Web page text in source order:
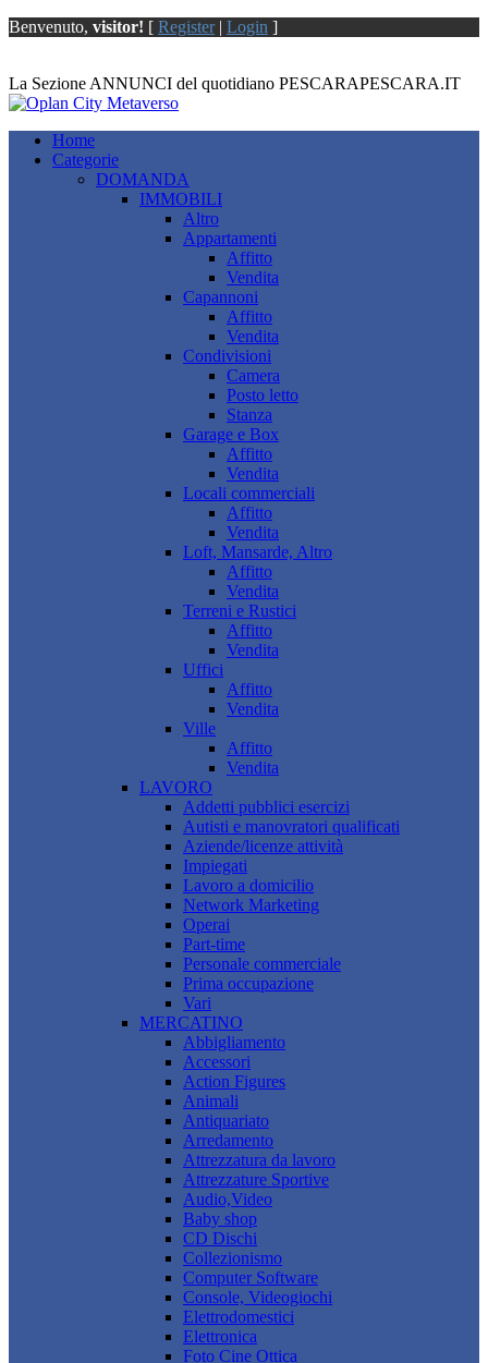
Benvenuto, visitor! [ Register| Login ]
La Sezione ANNUNCI del quotidiano PESCARAPESCARA.IT
Home
Categorie
DOMANDA
IMMOBILI
Altro
Appartamenti
Affitto
Vendita
Capannoni
Affitto
Vendita
Condivisioni
Camera
Posto letto
Stanza
Garage e Box
Affitto
Vendita
Locali commerciali
Affitto
Vendita
Loft, Mansarde, Altro
Affitto
Vendita
Terreni e Rustici
Affitto
Vendita
Uffici
Affitto
Vendita
Ville
Affitto
Vendita
LAVORO
Addetti pubblici esercizi
Autisti e manovratori qualificati
Aziende/licenze attività
Impiegati
Lavoro a domicilio
Network Marketing
Operai
Part-time
Personale commerciale
Prima occupazione
Vari
MERCATINO
Abbigliamento
Accessori
Action Figures
Animali
Antiquariato
Arredamento
Attrezzatura da lavoro
Attrezzature Sportive
Audio,Video
Baby shop
CD Dischi
Collezionismo
Computer Software
Console, Videogiochi
Elettrodomestici
Elettronica
Foto Cine Ottica